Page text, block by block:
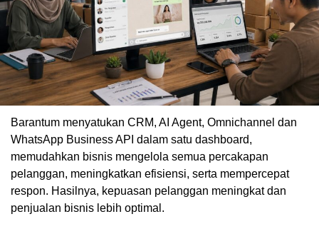
Barantum menyatukan CRM, AI Agent, Omnichannel dan
WhatsApp Business API dalam satu dashboard,
memudahkan bisnis mengelola semua percakapan
pelanggan, meningkatkan efisiensi, serta mempercepat
respon. Hasilnya, kepuasan pelanggan meningkat dan
penjualan bisnis lebih optimal.